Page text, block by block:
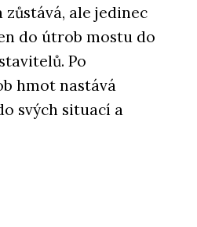
zůstává, ale jedinec
do útrob mostu do
Po
hmot nastává
svých situací a